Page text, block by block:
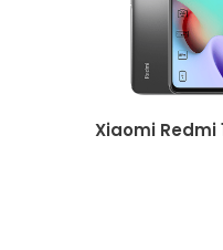
Xiaomi Redmi